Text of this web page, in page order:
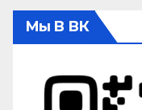
Мы В ВК